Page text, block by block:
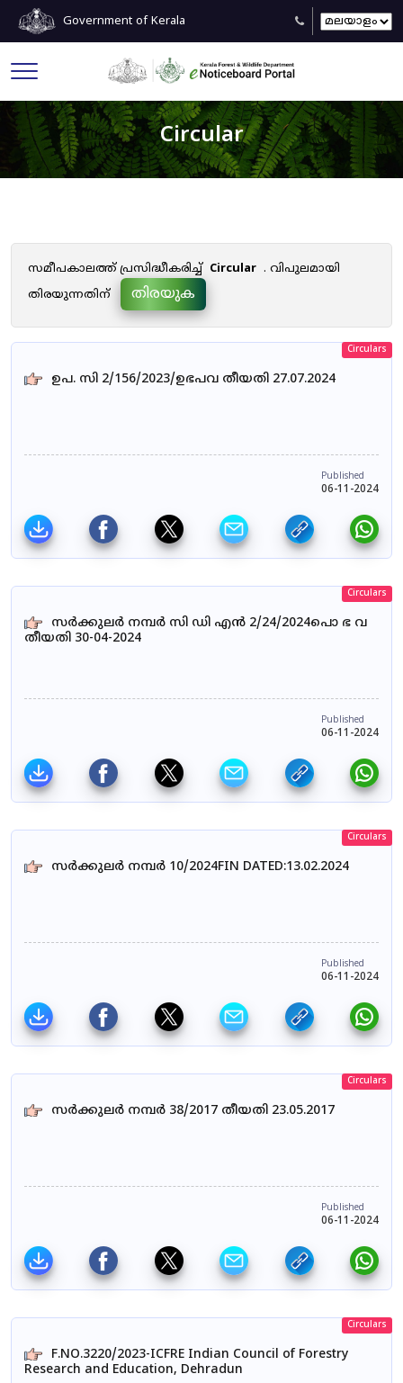
Government of Kerala
Circular
സമീപകാലത്ത് പ്രസിദ്ധീകരിച്ച് Circular . വിപുലമായി
തിരയുന്നതിന്
തിരയുക
Circulars
ഉപ. സി 2/156/2023/ഉഭപവ തീയതി 27.07.2024
Published
06-11-2024
Circulars
സർക്കുലർ നമ്പർ സി ഡി എൻ 2/24/2024പൊ ഭ വ
തീയതി 30-04-2024
Published
06-11-2024
Circulars
സർക്കുലർ നമ്പർ 10/2024FIN DATED:13.02.2024
Published
06-11-2024
Circulars
സർക്കുലർ നമ്പർ 38/2017 തീയതി 23.05.2017
Published
06-11-2024
Circulars
F.NO.3220/2023-ICFRE Indian Council of Forestry
Research and Education, Dehradun